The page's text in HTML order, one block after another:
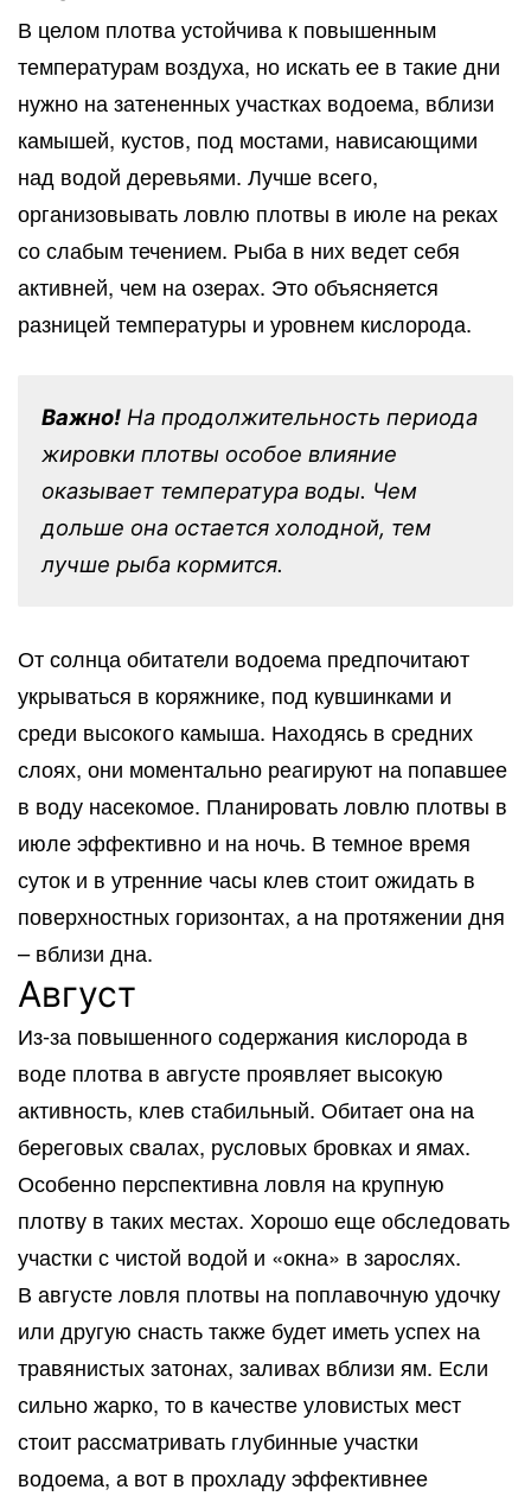
В целом плотва устойчива к повышенным
температурам воздуха, но искать ее в такие дни
нужно на затененных участках водоема, вблизи
камышей, кустов, под мостами, нависающими
над водой деревьями. Лучше всего,
организовывать ловлю плотвы в июле на реках
со слабым течением. Рыба в них ведет себя
активней, чем на озерах. Это объясняется
разницей температуры и уровнем кислорода.
Важно! На продолжительность периода
жировки плотвы особое влияние
оказывает температура воды. Чем
дольше она остается холодной, тем
лучше рыба кормится.
От солнца обитатели водоема предпочитают
укрываться в коряжнике, под кувшинками и
среди высокого камыша. Находясь в средних
слоях, они моментально реагируют на попавшее
в воду насекомое. Планировать ловлю плотвы в
июле эффективно и на ночь. В темное время
суток и в утренние часы клев стоит ожидать в
поверхностных горизонтах, а на протяжении дня
– вблизи дна.
Август
Из-за повышенного содержания кислорода в
воде плотва в августе проявляет высокую
активность, клев стабильный. Обитает она на
береговых свалах, русловых бровках и ямах.
Особенно перспективна ловля на крупную
плотву в таких местах. Хорошо еще обследовать
участки с чистой водой и «окна» в зарослях.
В августе ловля плотвы на поплавочную удочку
или другую снасть также будет иметь успех на
травянистых затонах, заливах вблизи ям. Если
сильно жарко, то в качестве уловистых мест
стоит рассматривать глубинные участки
водоема, а вот в прохладу эффективнее